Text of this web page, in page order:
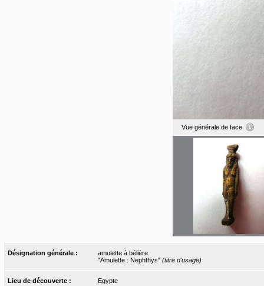
Vue générale de face
Désignation générale :
amulette à bélière
"Amulette : Nephthys" (titre d'usage)
Lieu de découverte : Egypte